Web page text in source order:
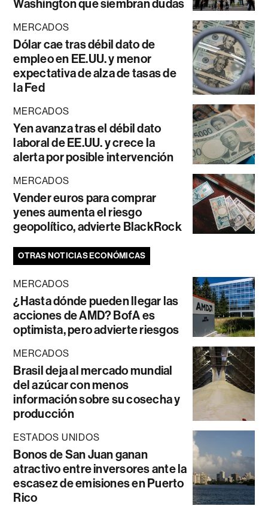
Washington que siembran dudas
MERCADOS
Dólar cae tras débil dato de
empleo en EE.UU. y menor
expectativa de alza de tasas de
la Fed
MERCADOS
Yen avanza tras el débil dato
laboral de EE.UU. y crece la
alerta por posible intervención
MERCADOS
Vender euros para comprar
yenes aumenta el riesgo
geopolítico, advierte BlackRock
OTRAS NOTICIAS ECONÓMICAS
MERCADOS
¿Hasta dónde pueden llegar las
acciones de AMD? BofA es
optimista, pero advierte riesgos
MERCADOS
Brasil deja al mercado mundial
del azúcar con menos
información sobre su cosecha y
producción
ESTADOS UNIDOS
Bonos de San Juan ganan
atractivo entre inversores ante la
escasez de emisiones en Puerto
Rico